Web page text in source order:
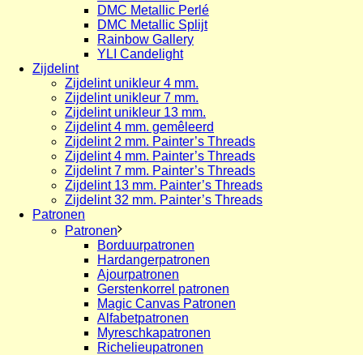
DMC Metallic Perlé
DMC Metallic Splijt
Rainbow Gallery
YLI Candelight
Zijdelint
Zijdelint unikleur 4 mm.
Zijdelint unikleur 7 mm.
Zijdelint unikleur 13 mm.
Zijdelint 4 mm. gemêleerd
Zijdelint 2 mm. Painter’s Threads
Zijdelint 4 mm. Painter’s Threads
Zijdelint 7 mm. Painter’s Threads
Zijdelint 13 mm. Painter’s Threads
Zijdelint 32 mm. Painter’s Threads
Patronen
Patronen
Borduurpatronen
Hardangerpatronen
Ajourpatronen
Gerstenkorrel patronen
Magic Canvas Patronen
Alfabetpatronen
Myreschkapatronen
Richelieupatronen